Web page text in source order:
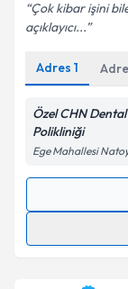
Çok kibar işini
açıklayıcı...
Adres 1
Özel CHN Dental
Polikliniği
Ege Mahallesi